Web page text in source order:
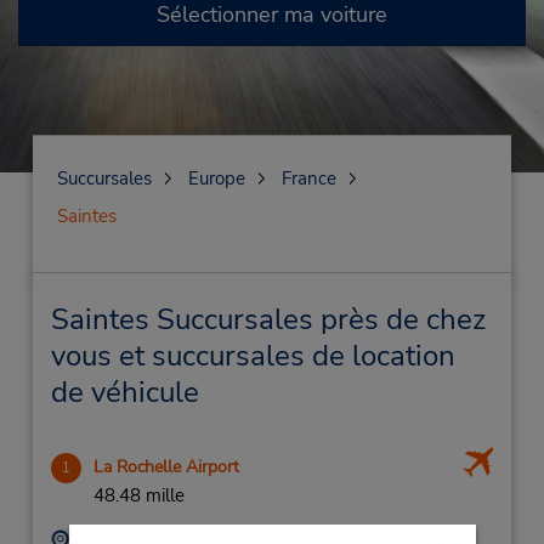
Sélectionner ma voiture
Succursales Europe
France
Saintes
Saintes Succursales près de chez
vous et succursales de location
de véhicule
1 La Rochelle Airport
48.48 mille